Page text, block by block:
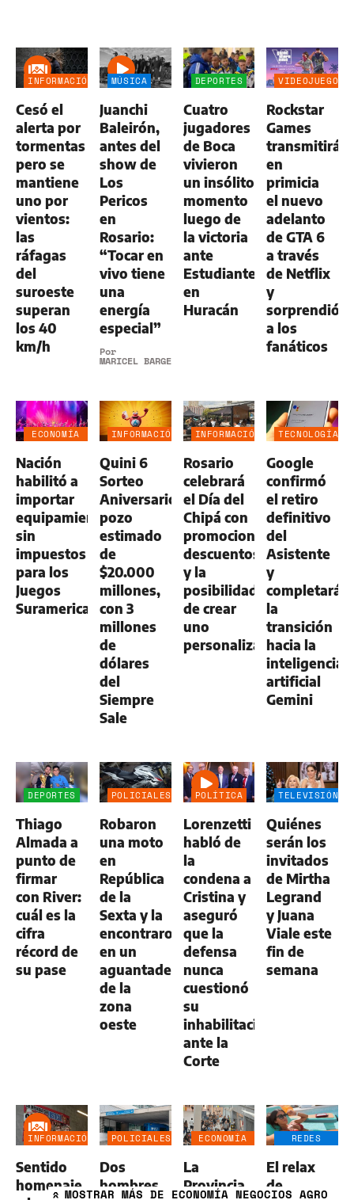
INFORMACIÓN
Cesó el
alerta por
tormentas
pero se
mantiene
uno por
vientos:
las
ráfagas
del
suroeste
superan
los 40
km/h
MÚSICA
Juanchi
Baleirón,
antes del
show de
Los
Pericos
en
Rosario:
“Tocar en
vivo tiene
una
energía
especial”
Por
MARICEL BARGERI
DEPORTES
Cuatro
jugadores
de Boca
vivieron
un insólito
momento
luego de
la victoria
ante
Estudiantes
en
Huracán
VIDEOJUEGOS
Rockstar
Games
transmitirá
en
primicia
el nuevo
adelanto
de GTA 6
a través
de Netflix
y
sorprendió
a los
fanáticos
ECONOMÍA
AGRO
Nación
habilitó a
importar
equipamiento
sin
impuestos
para los
Juegos
Suramericanos
INFORMACIÓN
Quini 6
Sorteo
Aniversario:
pozo
estimado
de
$20.000
millones,
con 3
millones
de
dólares
del
Siempre
Sale
INFORMACIÓN
Rosario
celebrará
el Día del
Chipá con
promociones,
descuentos
y la
posibilidad
de crear
uno
personalizado
TECNOLOGÍA
Google
confirmó
el retiro
definitivo
del
Asistente
y
completará
la
transición
hacia la
inteligencia
artificial
Gemini
DEPORTES
Thiago
Almada a
punto de
firmar
con River:
cuál es la
cifra
récord de
su pase
POLICIALES
Robaron
una moto
en
República
de la
Sexta y la
encontraron
en un
aguantadero
de la
zona
oeste
POLÍTICA
Lorenzetti
habló de
la
condena a
Cristina y
aseguró
que la
defensa
nunca
cuestionó
su
inhabilitación
ante la
Corte
TELEVISIÓN
Quiénes
serán los
invitados
de Mirtha
Legrand
y Juana
Viale este
fin de
semana
INFORMACIÓN
Sentido
homenaje
POLICIALES
Dos
hombres
ECONOMÍA
La
Provincia
REDES
El relax
de
» MOSTRAR MÁS DE ECONOMÍA NEGOCIOS AGRO